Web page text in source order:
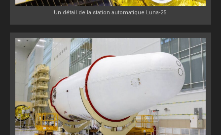
Un détail de la station automatique Luna-25.